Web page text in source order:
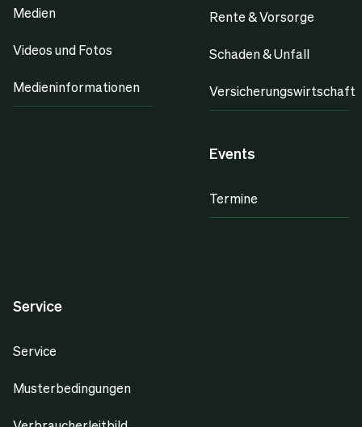
Medien
Videos und Fotos
Medieninformationen
Rente & Vorsorge
Schaden & Unfall
Versicherungswirtschaft
Events
Termine
Service
Service
Musterbedingungen